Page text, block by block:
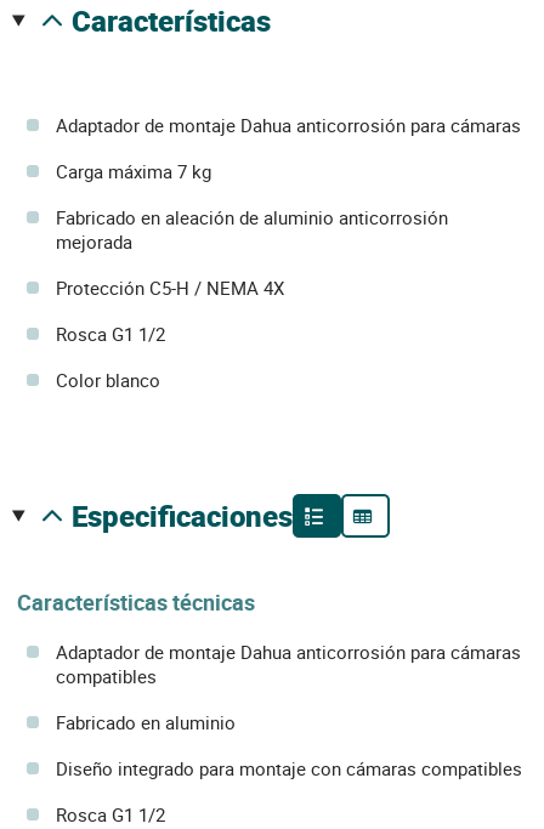
características
Adaptador de montaje Dahua anticorrosión para cámaras
Carga máxima 7 kg
Fabricado en aleación de aluminio anticorrosión
mejorada
Protección C5-H / NEMA 4X
Rosca G1 1/2
Color blanco
especificaciones
Características técnicas
Adaptador de montaje Dahua anticorrosión para cámaras
compatibles
Fabricado en aluminio
Diseño integrado para montaje con cámaras compatibles
Rosca G1 1/2